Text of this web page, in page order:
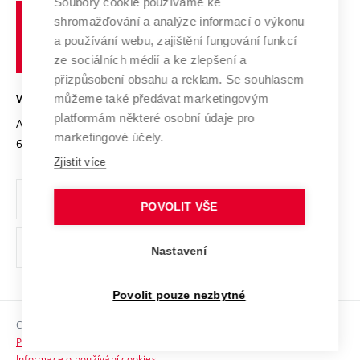
Výzkumné infrastruktury
Transfer znalostí
Open Science
Projekty
Projekty ze strukturálních fondů
Specifický výzkum
Mezinárodní dohody
Univerzitní sítě
Udržitelná univerzita
Podnikavá univerzita / ContriBUTe
Bezpečná univerzita
Vyznamenání
Organizační struktura
Ochrana osobních údajů
odkaz)
Sociální bezpečí
HR Award
učení
technické
Brně
VYSOKÉ UČENÍ TECHNICKÉ V BRNĚ
Antonínská 548/1
602 00 Brno
www.vut.cz
vut@vutbr.cz
Copyright © 2026 VUT
Prohlášení o přístupnosti
shromažďování a analýze informací o výkonu
a používání webu, zajištění fungování funkcí
ze sociálních médií a ke zlepšení a
přizpůsobení obsahu a reklam. Se souhlasem
můžeme také předávat marketingovým
platformám některé osobní údaje pro
marketingové účely.
Zjistit více
POVOLIT VŠE
Nastavení
Povolit pouze nezbytné